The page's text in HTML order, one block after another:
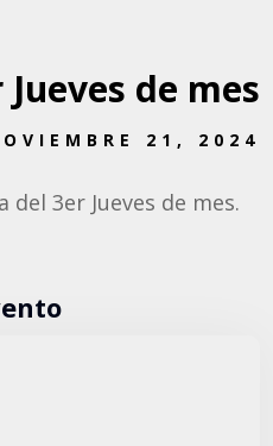
de mes
21, 2024
3er Jueves de mes.